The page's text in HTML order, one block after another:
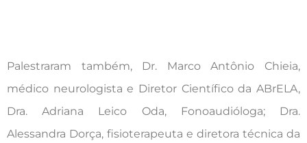
Palestraram também, Dr. Marco Antônio Chieia,
médico neurologista e Diretor Científico da ABrELA,
Dra. Adriana Leico Oda, Fonoaudióloga; Dra.
Alessandra Dorça, fisioterapeuta e diretora técnica da